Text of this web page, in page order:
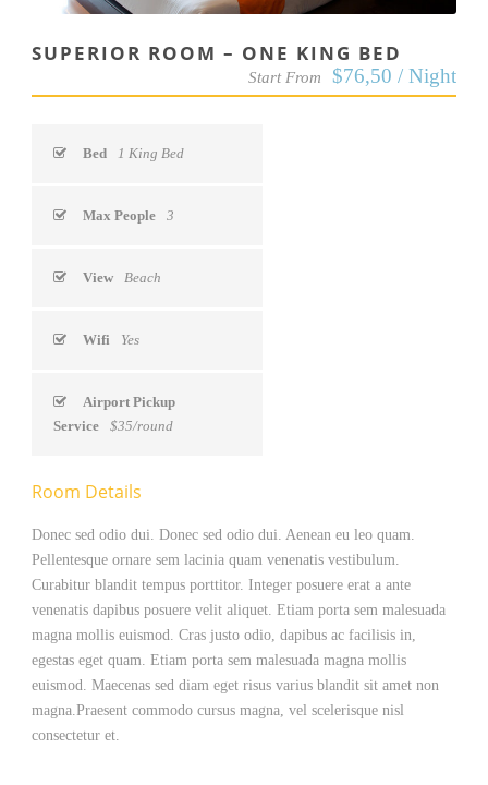
SUPERIOR ROOM – ONE KING BED
Start From $76,50 / Night
Bed 1 King Bed
Max People 3
View Beach
Wifi Yes
Airport Pickup
Service
$35/round
Room Details
Donec sed odio dui. Donec sed odio dui. Aenean eu leo quam.
Pellentesque ornare sem lacinia quam venenatis vestibulum.
Curabitur blandit tempus porttitor. Integer posuere erat a ante
venenatis dapibus posuere velit aliquet. Etiam porta sem malesuada
magna mollis euismod. Cras justo odio, dapibus ac facilisis in,
egestas eget quam. Etiam porta sem malesuada magna mollis
euismod. Maecenas sed diam eget risus varius blandit sit amet non
magna.Praesent commodo cursus magna, vel scelerisque nisl
consectetur et.